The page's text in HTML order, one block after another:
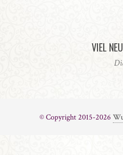
VIEL
© Copyright 2015-2026